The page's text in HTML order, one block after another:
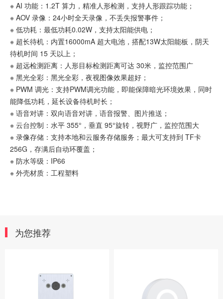
※ AI 功能：1.2T 算力，精准人形检测，支持人形跟踪功能；
※ AOV 录像：24小时全天录像，不丢失报警事件；
※ 低功耗：最低功耗0.02W，支持太阳能供电；
※ 超长待机：内置16000mA 超大电池，搭配13W太阳能板，阴天
待机时间 15 天以上；
※ 超远检测距离：人形目标检测距离可达 30米，监控范围广
※ 黑光全彩：黑光全彩，夜视图像效果超好；
※ PWM 调光：支持PWM调光功能，即能保障暗光环境效果，同时
能降低功耗，延长设备待机时长；
※ 语音对讲：双向语音对讲，语音报警、图片推送；
※ 云台控制：水平 355°，垂直 95°旋转，视野广，监控范围大
※ 录像存储：支持本地和云服务存储服务；最大可支持到 TF卡
256G，存满后自动环覆盖；
※ 防水等级：IP66
※ 外壳材质：工程塑料
为您推荐